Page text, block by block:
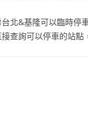
北&基隆可以臨時停
接查詢可以停車的站點